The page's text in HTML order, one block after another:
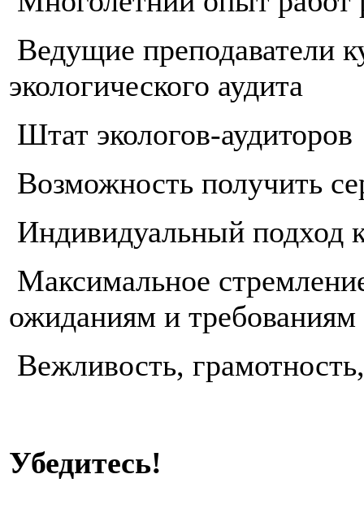
Ведущие преподаватели
экологического аудита
Штат экологов-аудиторов
Возможность получить
Индивидуальный подход
Максимальное
ожиданиям и требованиям
Вежливость,
Убедитесь!